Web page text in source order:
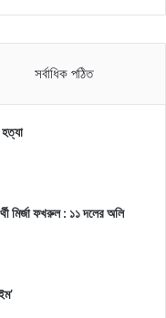
সর্বাধিক পঠিত
মির্জা ফখরুল : ১১ দলের অলি